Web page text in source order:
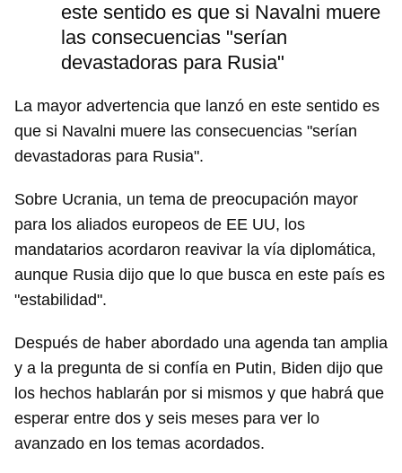
Para poder guardar como favorito, primero has de
iniciar sesión con tu cuenta de 14ymedio.
INICIAR SESIÓN CANCELAR
este sentido es que si Navalni muere
las consecuencias "serían
devastadoras para Rusia"
La mayor advertencia que lanzó en este sentido es
que si Navalni muere las consecuencias "serían
devastadoras para Rusia".
Sobre Ucrania, un tema de preocupación mayor
para los aliados europeos de EE UU, los
mandatarios acordaron reavivar la vía diplomática,
aunque Rusia dijo que lo que busca en este país es
"estabilidad".
Después de haber abordado una agenda tan amplia
y a la pregunta de si confía en Putin, Biden dijo que
los hechos hablarán por si mismos y que habrá que
esperar entre dos y seis meses para ver lo
avanzado en los temas acordados.